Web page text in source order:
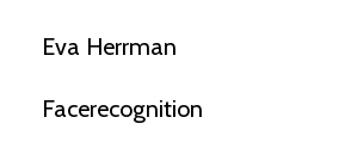
Eva Herrman
Facerecognition